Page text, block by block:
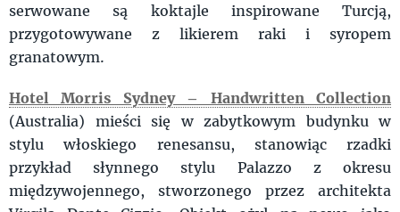
serwowane są koktajle inspirowane Turcją,
przygotowywane z likierem raki i syropem
granatowym.
Hotel Morris Sydney – Handwritten Collection
(Australia) mieści się w zabytkowym budynku w
stylu włoskiego renesansu, stanowiąc rzadki
przykład słynnego stylu Palazzo z okresu
międzywojennego, stworzonego przez architekta